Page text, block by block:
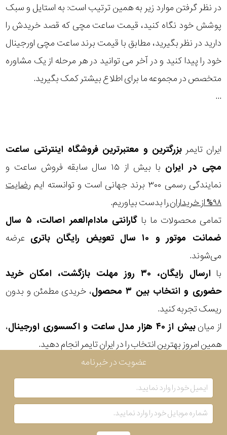
در نظر گرفتن موارد زیر به همین ترتیب است: به استایل و سبک
پوشش خود نگاه کنید، قیمت ساعت مچی که قصد خریدش را
دارید در نظر بگیرید، مطابق با قیمت برند ساعت مچی اورجینال
خود را پیدا کنید و در آخر می توانید در هر مرحله از یک مشاوره
متخصص در مجموعه ما برای اطلاع بیشتر کمک بگیرید.
...
ایران تایمر بزرگترین و معتبرترین فروشگاه اینترنتی ساعت
مچی در ایران
با بیش از ۱۵ سال سابقه فروش ساعت و
نمایندگی رسمی ۳۰۰ برند جهانی است و توانسته ایم
رضایت
۹۸% از خریداران
را بدست بیاوریم.
تمامی محصولات ما با
گارانتی مادام‌العمر اصالت، ۵ سال
ضمانت موتور و ۱۰ سال تعویض رایگان باتری
عرضه
می‌شوند.
با
ارسال رایگان، ۳۰ روز مهلت بازگشت، امکان خرید
حضوری و انتخاب بین ۳ محصول
، خریدی مطمئن و بدون
ریسک تجربه کنید.
از میانبیش از ۴۰ هزار مدل ساعت و اکسسوری اورجینال
،
همین امروز بهترین انتخاب را در ایران تایمر انجام دهید.
مازراتی
نمایش
عرض
طرح
بند
در
برابر
آب
شکل
قاب
ویژگی
نوع
موتور
ترکیب
دیجیتال
بیشتر...
رنگ
بکار
عضویت در خبرنامه